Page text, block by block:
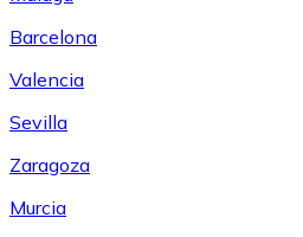
Barcelona
Valencia
Sevilla
Zaragoza
Murcia